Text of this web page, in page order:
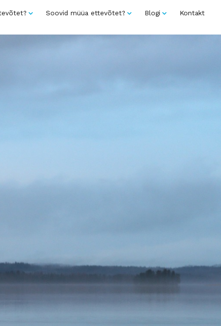
Soovid müüa ettevõtet? Blogi Kontakt